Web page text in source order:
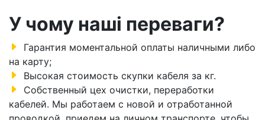
У чому наші переваги?
Гарантия моментальной оплаты наличными либо
на карту;
Высокая стоимость скупки кабеля за кг.
Собственный цех очистки, переработки
кабелей. Мы работаем с новой и отработанной